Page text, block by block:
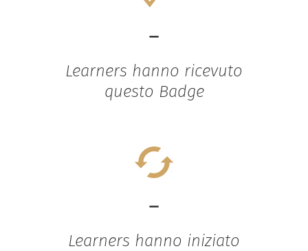
-
Learners hanno ricevuto
questo Badge
-
Learners hanno iniziato